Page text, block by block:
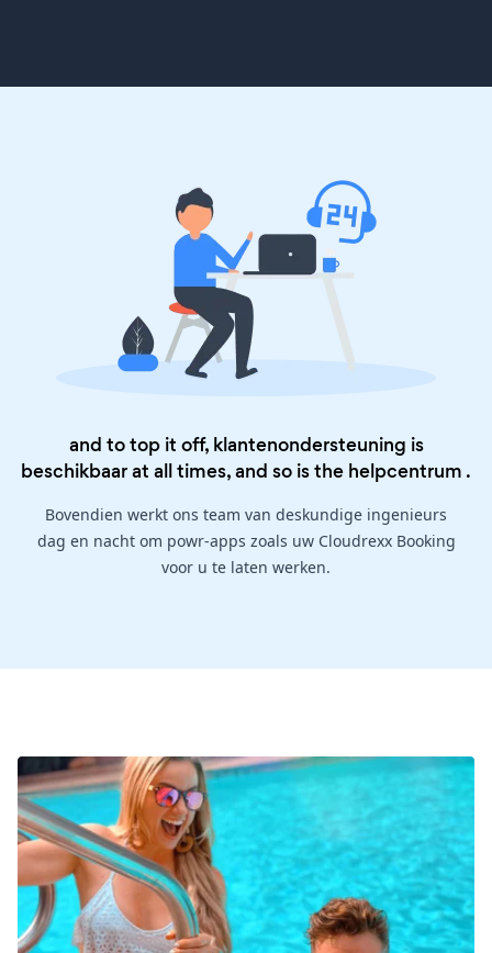
and to top it off, klantenondersteuning is
beschikbaar at all times, and so is the helpcentrum .
Bovendien werkt ons team van deskundige ingenieurs
dag en nacht om powr-apps zoals uw Cloudrexx Booking
voor u te laten werken.